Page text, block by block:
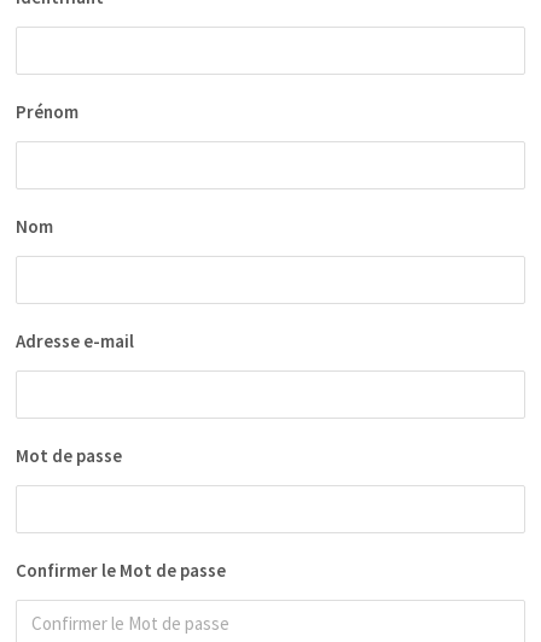
Prénom
Nom
Adresse e-mail
Mot de passe
Confirmer le Mot de passe